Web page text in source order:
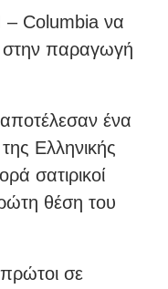
– Columbia να
στην παραγωγή
ένα
Eλληνικής
σατιρικοί
θέση του
σε